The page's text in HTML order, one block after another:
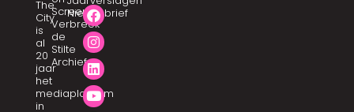
The
City
is
al
20
jaar
het
mediaplatform
in
Screen
Verbreek
de
Stilte
Archief
Nieuwsbrief